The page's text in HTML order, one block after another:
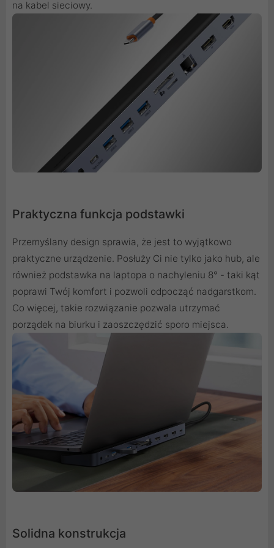
na kabel sieciowy.
Praktyczna funkcja podstawki
Przemyślany design sprawia, że jest to wyjątkowo
praktyczne urządzenie. Posłuży Ci nie tylko jako hub, ale
również podstawka na laptopa o nachyleniu 8° - taki kąt
poprawi Twój komfort i pozwoli odpocząć nadgarstkom.
Co więcej, takie rozwiązanie pozwala utrzymać
porządek na biurku i zaoszczędzić sporo miejsca.
Solidna konstrukcja